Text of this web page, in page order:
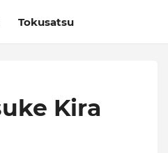
Tokusatsu
Kira